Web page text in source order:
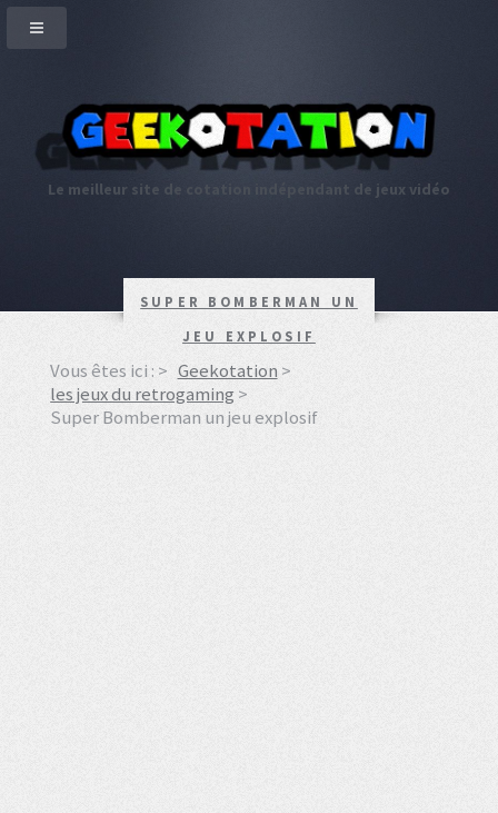
Le meilleur site de cotation indépendant de jeux vidéo
SUPER BOMBERMAN UN
JEU EXPLOSIF
Vous êtes ici :
Geekotation
les jeux du retrogaming
Super Bomberman un jeu explosif